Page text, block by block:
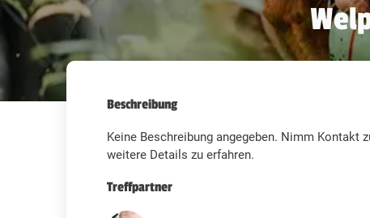
Beschreibung
Keine Beschreibung angegeben. Nimm Kontakt
weitere Details zu erfahren.
Treffpartner